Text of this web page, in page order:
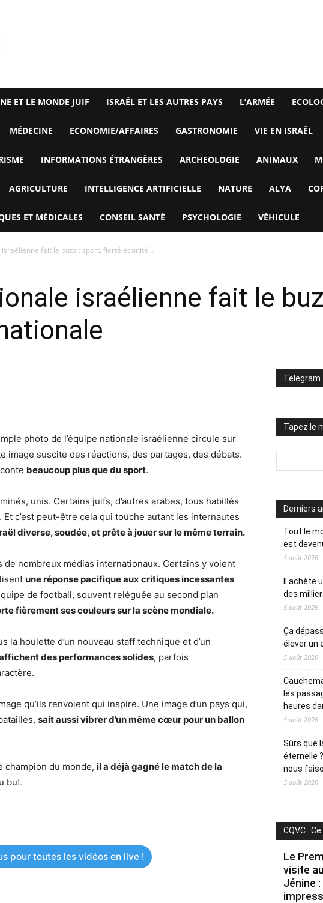
ET LE MONDE JUIF ISRAËL ET LES AUTRES PAYS L’ARMÉE
MÉDECINE ECONOMIE/AFFAIRES GASTRONOMIE VIE EN ISRAËL
INFORMATIONS ÉTRANGÈRES ARCHEOLOGIE ANIMAUX
AGRICULTURE INTELLIGENCE ARTIFICIELLE NATURE ALYA
ET MÉDICALES CONSEIL SANTÉ PSYCHOLOGIE VÉHICULE
israélienne fait le buzz : sport, fierté et unité...
israélienne fait le
photo de l’équipe nationale israélienne circule sur
image suscite des réactions, des partages, des débats.
beaucoup plus que du sport.
unis. Certains juifs, d’autres arabes, tous habillés
c’est peut-être cela qui touche autant les internautes
diverse, soudée, et prête à jouer sur le même terrain.
nombreux médias internationaux. Certains y voient
une réponse pacifique aux critiques incessantes
de football, souvent reléguée au second plan
fièrement ses couleurs sur la scène mondiale.
la houlette d’un nouveau staff technique et d’un
des performances solides, parfois
qu’ils renvoient qui inspire. Une image d’un pays qui,
sait aussi vibrer d’un même cœur pour un ballon
champion du monde, il a déjà gagné le match de la
but.
pour toutes les vidéos en live !
Telegram
Tapez le
Derniers
Tout le
est
5 août 2026
Il achète
des
5 août 2026
Ça
élever un
5 août 2026
les
heures
5 août 2026
Sûrs que
éternelle
nous
5 août 2026
CQVC :
Le
visite
Jénine